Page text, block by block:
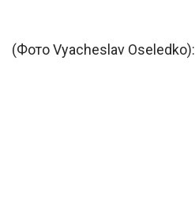
(Фото Vyacheslav Oseledko):